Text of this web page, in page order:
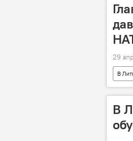
29
В
В